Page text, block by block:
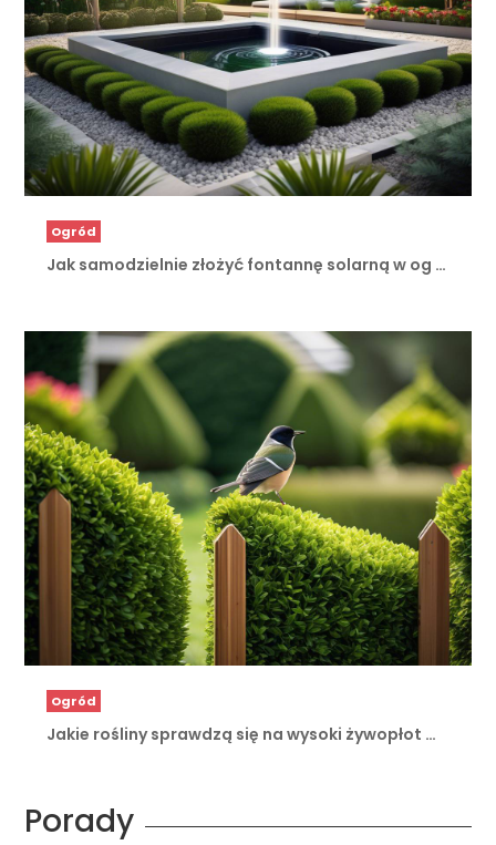
Ogród
Jak samodzielnie złożyć fontannę solarną w og …
Ogród
Jakie rośliny sprawdzą się na wysoki żywopłot …
Porady